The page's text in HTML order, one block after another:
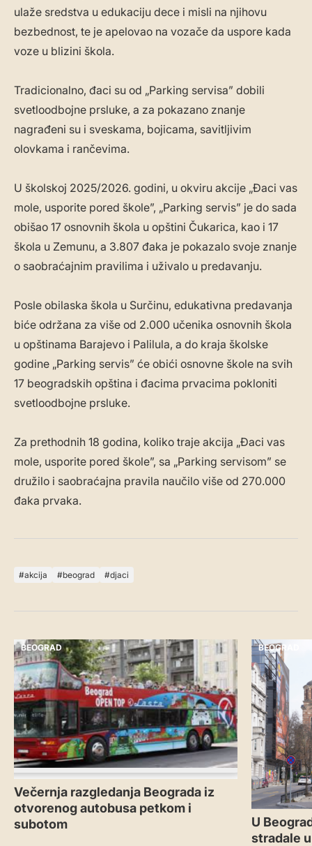
ulaže sredstva u edukaciju dece i misli na njihovu
bezbednost, te je apelovao na vozače da uspore kada
voze u blizini škola.
Tradicionalno, đaci su od „Parking servisa” dobili
svetloodbojne prsluke, a za pokazano znanje
nagrađeni su i sveskama, bojicama, savitljivim
olovkama i rančevima.
U školskoj 2025/2026. godini, u okviru akcije „Đaci vas
mole, usporite pored škole”, „Parking servis” je do sada
obišao 17 osnovnih škola u opštini Čukarica, kao i 17
škola u Zemunu, a 3.807 đaka je pokazalo svoje znanje
o saobraćajnim pravilima i uživalo u predavanju.
Posle obilaska škola u Surčinu, edukativna predavanja
biće održana za više od 2.000 učenika osnovnih škola
u opštinama Barajevo i Palilula, a do kraja školske
godine „Parking servis” će obići osnovne škole na svih
17 beogradskih opština i đacima prvacima pokloniti
svetloodbojne prsluke.
Za prethodnih 18 godina, koliko traje akcija „Đaci vas
mole, usporite pored škole”, sa „Parking servisom” se
družilo i saobraćajna pravila naučilo više od 270.000
đaka prvaka.
akcija beograd djaci
BEOGRAD
Večernja razgledanja Beograda iz
otvorenog autobusa petkom i
subotom
BEOGRAD
U
stradale